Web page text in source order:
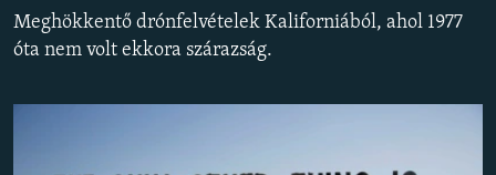
EURÓPAI UNIÓ
VILÁG
Meghökkentő drónfelvételek Kaliforniából, ahol 1977
óta nem volt ekkora szárazság.